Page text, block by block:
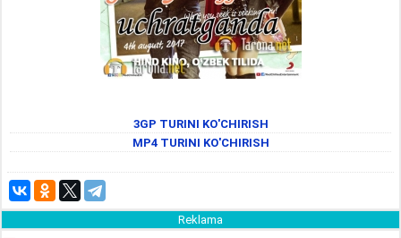
3GP TURINI KO'CHIRISH
MP4 TURINI KO'CHIRISH
Reklama